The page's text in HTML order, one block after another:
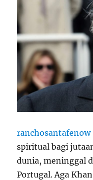
ranchosantafenow
spiritual bagi
dunia, meninggal
Portugal. Aga